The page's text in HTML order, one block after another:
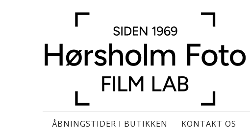
ÅBNINGSTIDER I BUTIKKEN KONTAKT OS